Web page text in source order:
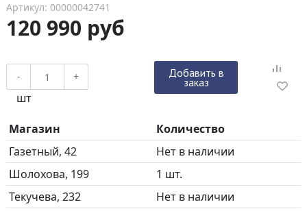
Артикул: 00000042741
120 990 руб
- +
шт
Добавить в
заказ
Магазин
Количество
Газетный, 42
Нет в наличии
Шолохова, 199
1 шт.
Текучева, 232
Нет в наличии